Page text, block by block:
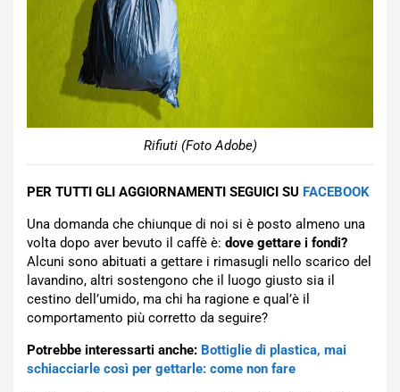
Rifiuti (Foto Adobe)
PER TUTTI GLI AGGIORNAMENTI SEGUICI SU FACEBOOK
Una domanda che chiunque di noi si è posto almeno una
volta dopo aver bevuto il caffè è: dove gettare i fondi?
Alcuni sono abituati a gettare i rimasugli nello scarico del
lavandino, altri sostengono che il luogo giusto sia il
cestino dell’umido, ma chi ha ragione e qual’è il
comportamento più corretto da seguire?
Potrebbe interessarti anche: Bottiglie di plastica, mai
schiacciarle così per gettarle: come non fare